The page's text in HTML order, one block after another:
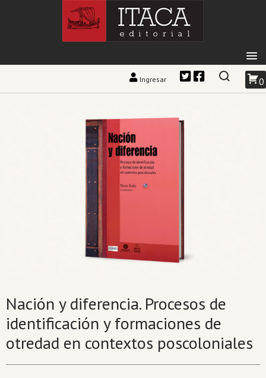
Ingresar 0
Nación y diferencia. Procesos de
identificación y formaciones de
otredad en contextos poscoloniales